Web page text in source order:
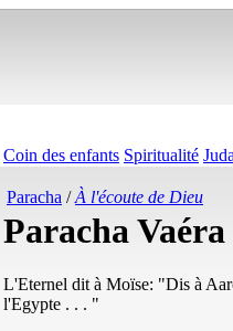
Coin des enfants Spiritualité
Paracha /À l'écoute de Dieu
Paracha Vaéra
L'Eternel dit à Moïse: "Dis à
l'Egypte . . . "